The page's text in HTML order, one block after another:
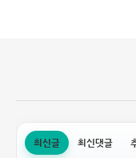
최신글 최신댓글